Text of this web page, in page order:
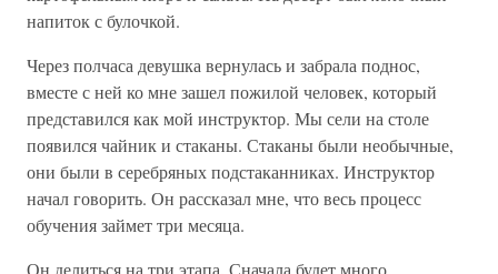
напиток с булочкой.
Через полчаса девушка вернулась и забрала поднос,
вместе с ней ко мне зашел пожилой человек, который
представился как мой инструктор. Мы сели на столе
появился чайник и стаканы. Стаканы были необычные,
они были в серебряных подстаканниках. Инструктор
начал говорить. Он рассказал мне, что весь процесс
обучения займет три месяца.
Он делиться на три этапа. Сначала будет много